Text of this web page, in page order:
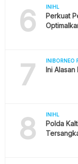
6 INIHL
Perkuat
7 INIBORNEO
Ini
8 INIHL
Polda